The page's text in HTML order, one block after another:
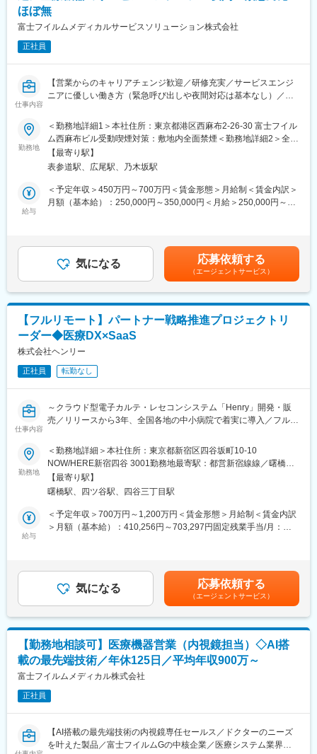
・新製品導入プロセス構築: 新しい医療機器を導入するための計
画、実行
・保守点検／故障修復: 機器が安定して動作するように定期的な点
検、修理
・症例立会: 手術や治療の際に立ち会い、機器の使用サポート
・データ分析: 機器の使用データを分析し、運用の改善提案
・他製品サポート: 他の医療機器の設置や保守、修理
■やりがい
最先端の医療技術を導入することで、患者さんの治療をサポート
する重要な役割を担います。ご自身の努力が直接、医療の質を向
上させ、患者さんの命を救うことにつながります。新製品導入に
携われることができ、技術的な知識とスキルを磨きながら、医療
現場での実践的な経験を積むことができます。
■担当製品：
ル。患者の合併症のリスクを限りなく低減することに成功した他
社にはない新製品。
https://www.medtronic.com/jp-ja/our-company/press/2025-06-
当社は1949年の設立以来、医療技術の革新を続けており、電池式
体外型ペースメーカの開発やリードレスペースメーカ、手術支援
ロボットなどを提供しています。
変更の範囲：会社の定める業務
ほぼ無
富士フイルムメディカルサービスソリューション株式会社
正社員
仕事内容
【営業からのキャリアチェンジ歓迎／研修充実／サービスエンジ
ニアに優しい働き方（緊急呼び出しや夜間対応は基本なし）／医
／企業都合の転勤ほぼ無】
■職務内容：
同グループの医療機器の設置や、既にご導入頂いているクリニッ
クへの保守サポートを担当するサービスエンジニア職になりま
す。1日の訪問頻度は点検、オンコール呼び出しを含み2～3件程
度になります。
■職務内容詳細：
効率的運用のご提案、開発部門へのフィードバック等、安心して
ユーザーに同社の医療機器をご使用いただけるよう様々な側面か
らサービス＆サポートするポジションです。 サポート＆サービス
■研修制度について：
研修センターがあり、機械を実際に解体したり、組み立てたりす
る研修や、実際にコールセンターに届くお問い合わせ内容を把握
していただくための研修もございます。その他、先輩社員との
OJTもじっくり行っており、1人前になるまで手厚くサポート致し
ます。未経験の方でも安心してキャッチアップいただけるよう充
実した研修制度をご用意しています。
■取得できるスキルについて：
X線診断装置や医療ITシステム等の幅広い製品がありますので、幅
広く多くのスキルを習得可能です。デジタル化・ネットワーク化
クに関してのスキルも活用される場面も多く、医療機器という枠
にとどまらない幅広いスキルを磨けます。
■緊急呼び出しについて：
大病院とは違い、クリニックがお客様となる為、基本的に夜間に
当番制（自宅待機）を取り入れており、万が一、対応（出動）が
発生した場合、代休を取得いただきます。
変更の範囲：会社の定める業務
勤務地
＜勤務地詳細1＞本社住所：東京都港区西麻布2-26-30 富士フイル
ム西麻布ビル受動喫煙対策：敷地内全面禁煙＜勤務地詳細2＞全国
営業所住所：東京都 初任地希望を出した上で、内定時に決定しま
す。受動喫煙対策：屋内全面禁煙変更の範囲：会社の定める事業
【最寄り駅】
表参道駅、広尾駅、乃木坂駅
給与
＜予定年収＞450万円～700万円＜賃金形態＞月給制＜賃金内訳＞
月額（基本給）：250,000円～350,000円＜月給＞250,000円～
気になる 応募依頼する
（エージェントサービス）
【フルリモート】パートナー戦略推進プロジェクトリ
ーダー◆医療DX×SaaS
株式会社ヘンリー
正社員 転勤なし
仕事内容
～クラウド型電子カルテ・レセコンシステム「Henry」開発・販
売／リリースから3年、全国各地の中小病院で着実に導入／フルリ
【ポジション概要】
導入推進課は、Henryをより多くの病院へ届けるための導入体制
の構築・運営を担う組織です。本ポジションでは導入推進課のリ
ーダーとして、パートナー企業を活用した導入体制の立ち上げか
ら運用改善までを推進いただきます。
入社後はまず導入現場に入り、導入プロセスや顧客理解を深めて
ています。
◇6ヶ月目以降：プロジェクトリーダーとしてパートナー戦略を統
括
・パートナー（医事系企業等）とのスキル移転～本稼働までの運
用設計
・拡大フェーズに向けた体制・プロセスのアップデート
・IT基盤領域（NW・端末・機器連携）のパートナー戦略リード
・標準化テーマとパートナー戦略の文脈が交差する場面での連携
【ポジション魅力】
◎パートナー戦略という新規テーマを構築段階から担い、事業の
勤務地
＜勤務地詳細＞本社住所：東京都新宿区四谷坂町10-10
NOW/HERE新宿四谷 3001勤務地最寄駅：都営新宿線線／曙橋駅
受動喫煙対策：敷地内全面禁煙
【最寄り駅】
曙橋駅、四ツ谷駅、四谷三丁目駅
給与
＜予定年収＞700万円～1,200万円＜賃金形態＞月給制＜賃金内訳
＞月額（基本給）：410,256円～703,297円固定残業手当/月：
面談を通じてスキル等をもとに決定します。賃金はあくまでも目
安の金額であり、選考を通じて上下する可能性があります。月給
(月額)は固定手当を含めた表記です。
気になる 応募依頼する
（エージェントサービス）
【勤務地相談可】医療機器営業（内視鏡担当）◇AI搭
載の最先端技術／年休125日／平均年収900万～
富士フイルムメディカル株式会社
正社員
【AI搭載の最先端技術の内視鏡専任セールス／ドクターのニーズ
を叶えた製品／富士フイルムGの中核企業／医療システム業界